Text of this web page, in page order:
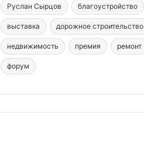
Руслан Сырцов благоустройство
выставка дорожное строительство
недвижимость премия ремонт
форум